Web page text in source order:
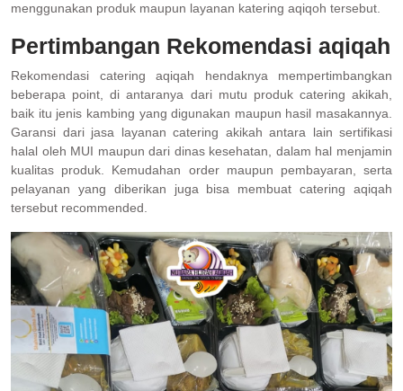
menggunakan produk maupun layanan katering aqiqoh tersebut.
Pertimbangan Rekomendasi aqiqah
Rekomendasi catering aqiqah hendaknya mempertimbangkan
beberapa point, di antaranya dari mutu produk catering akikah,
baik itu jenis kambing yang digunakan maupun hasil masakannya.
Garansi dari jasa layanan catering akikah antara lain sertifikasi
halal oleh MUI maupun dari dinas kesehatan, dalam hal menjamin
kualitas produk. Kemudahan order maupun pembayaran, serta
pelayanan yang diberikan juga bisa membuat catering aqiqah
tersebut recommended.